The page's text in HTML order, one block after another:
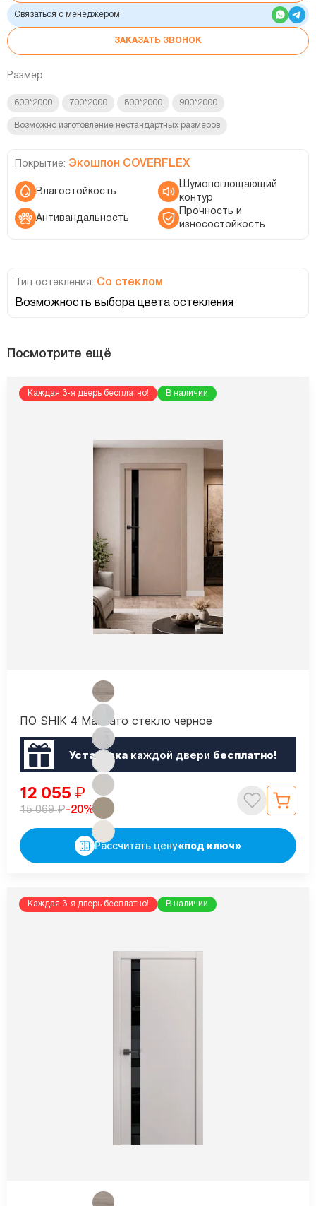
Связаться с менеджером
ЗАКАЗАТЬ ЗВОНОК
Размер:
600*2000 700*2000 800*2000 900*2000
Возможно изготовление нестандартных размеров
Покрытие: Экошпон COVERFLEX
Влагостойкость
Шумопоглощающий
контур
Антивандальность
Прочность и
износостойкость
Тип остекления: Со стеклом
Возможность выбора цвета остекления
Посмотрите ещё
Каждая 3-я дверь бесплатно! В наличии
ПО SHIK 4 Макиато стекло черное
Установкакаждой двери бесплатно!
12 055 ₽
15 069₽-20%
Рассчитать цену«под ключ»
Каждая 3-я дверь бесплатно! В наличии